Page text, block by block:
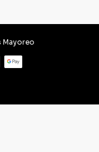
Mayoreo